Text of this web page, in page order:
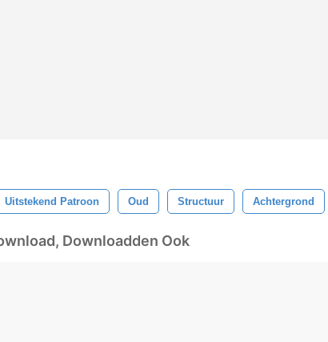
Uitstekend Patroon Oud Structuur Achtergrond
Downloadden Ook